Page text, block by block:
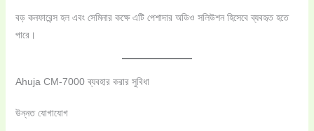
বড় কনফারেন্স হল এবং সেমিনার কক্ষে এটি পেশাদার অডিও সলিউশন হিসেবে ব্যবহৃত হতে
পারে।
Ahuja CM-7000 ব্যবহার করার সুবিধা
উন্নত যোগাযোগ